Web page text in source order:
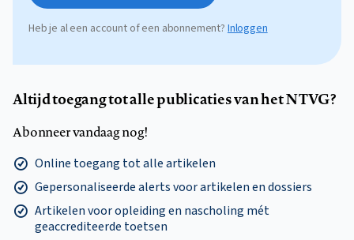
Heb je al een account of een abonnement? Inloggen
Altijd toegang tot alle publicaties van het NTVG?
Abonneer vandaag nog!
Online toegang tot alle artikelen
Gepersonaliseerde alerts voor artikelen en dossiers
Artikelen voor opleiding en nascholing mét
geaccrediteerde toetsen